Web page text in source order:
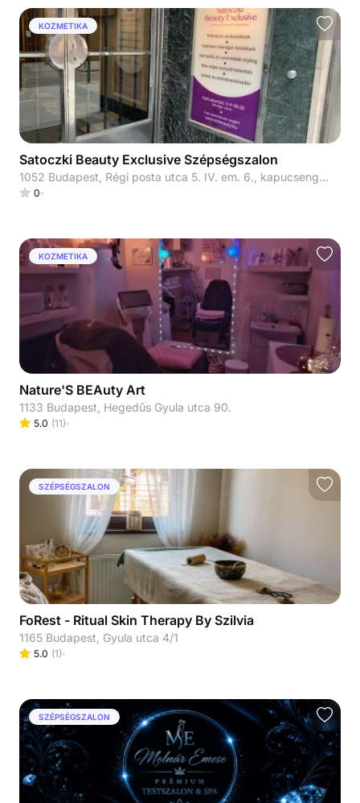
KOZMETIKA
Satoczki Beauty Exclusive Szépségszalon
1052 Budapest, Régi posta utca 5. IV. em. 6., kapucsengő: 33
0
KOZMETIKA
Nature'S BEAuty Art
1133 Budapest, Hegedűs Gyula utca 90.
5.0 (11)
SZÉPSÉGSZALON
FoRest - Ritual Skin Therapy By Szilvia
1165 Budapest, Gyula utca 4/1
5.0 (1)
SZÉPSÉGSZALON